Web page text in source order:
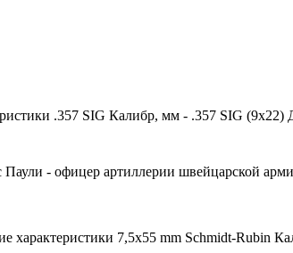
.357 SIG Калибр, мм - .357 SIG
- офицер артиллерии швейцарской
характеристики 7,5х55 mm Schmidt-Rubin